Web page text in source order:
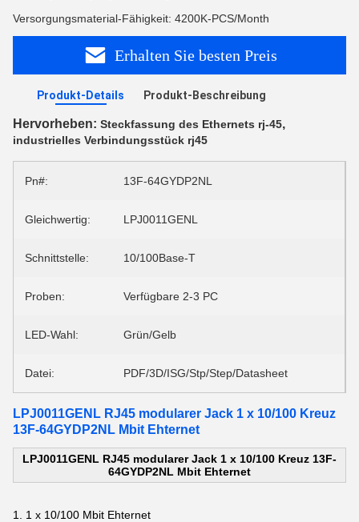
Versorgungsmaterial-Fähigkeit: 4200K-PCS/Month
Erhalten Sie besten Preis
Produkt-Details Produkt-Beschreibung
Hervorheben: Steckfassung des Ethernets rj-45,
industrielles Verbindungsstück rj45
Pn#: 13F-64GYDP2NL
Gleichwertig: LPJ0011GENL
Schnittstelle: 10/100Base-T
Proben: Verfügbare 2-3 PC
LED-Wahl: Grün/Gelb
Datei: PDF/3D/ISG/Stp/Step/Datasheet
LPJ0011GENL RJ45 modularer Jack 1 x 10/100 Kreuz
13F-64GYDP2NL Mbit Ehternet
LPJ0011GENL RJ45 modularer Jack 1 x 10/100 Kreuz 13F-
64GYDP2NL Mbit Ehternet
1.
1 x 10/100 Mbit Ehternet